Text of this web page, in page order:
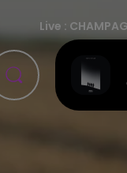
Live :